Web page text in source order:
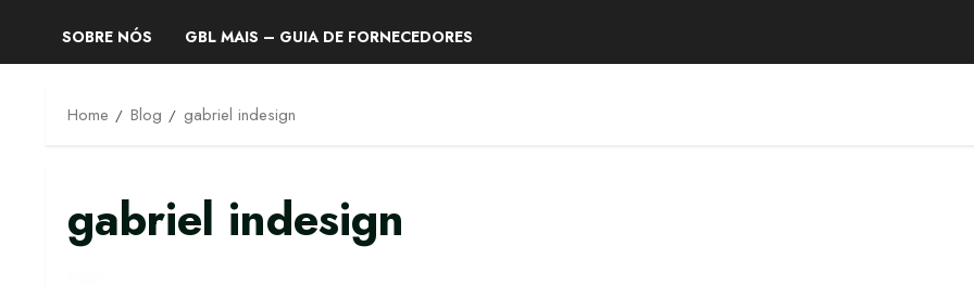
SOBRE NÓS GBL MAIS – GUIA DE FORNECEDORES
Home Blog gabriel indesign
gabriel indesign